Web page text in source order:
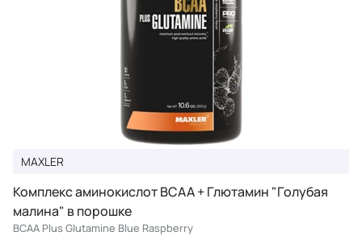
MAXLER
Комплекс аминокислот BCAA + Глютамин "Голубая
малина" в порошке
BCAA Plus Glutamine Blue Raspberry